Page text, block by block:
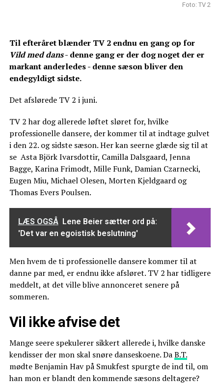
Foto: TV 2
Til efteråret blænder TV 2 endnu en gang op for
Vild med dans- denne gang er der dog noget der er
markant anderledes - denne sæson bliver den
endegyldigt sidste.
Det afslørede TV 2 i juni.
TV 2 har dog allerede løftet sløret for, hvilke
professionelle dansere, der kommer til at indtage gulvet
i den 22. og sidste sæson. Her kan seerne glæde sig til at
se Asta Björk Ivarsdottir, Camilla Dalsgaard, Jenna
Bagge, Karina Frimodt, Mille Funk, Damian Czarnecki,
Eugen Miu, Michael Olesen, Morten Kjeldgaard og
Thomas Evers Poulsen.
LÆS OGSÅ Lene Beier sætter ord på:
'Det var en egoistisk beslutning'
Men hvem de ti professionelle dansere kommer til at
danne par med, er endnu ikke afsløret. TV 2 har tidligere
meddelt, at det ville blive annonceret senere på
sommeren.
Vil ikke afvise det
Mange seere spekulerer sikkert allerede i, hvilke danske
kendisser der mon skal snøre danseskoene. DaB.T.
mødte Benjamin Hav på Smukfest spurgte de ind til, om
han mon er blandt den kommende sæsons deltagere?